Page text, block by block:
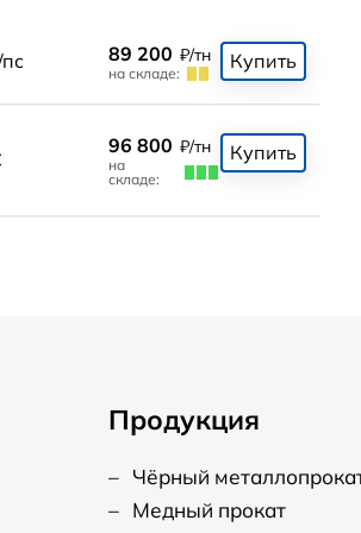
89 200 ₽/тн
на складе:
Купить
96 800 ₽/тн
на
складе:
Купить
Продукция
– Чёрный
– Медный прокат